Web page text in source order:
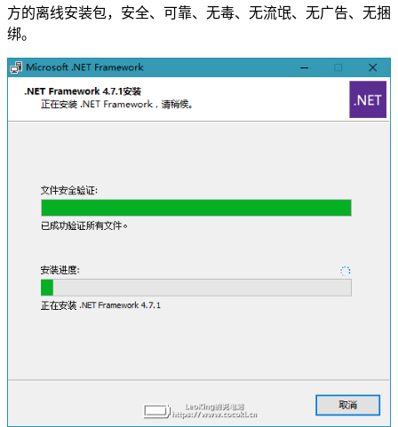
方的离线安装包，安全、可靠、无毒、无流氓、无广告、无捆
绑。